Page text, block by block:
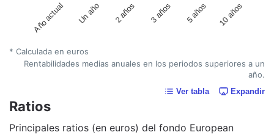
Año actual Un año 2 años 3 años 5 años 10 años
* Calculada en euros
Rentabilidades medias anuales en los periodos superiores a un
año.
Ver tabla Expandir
Ratios
Principales ratios (en euros) del fondo European